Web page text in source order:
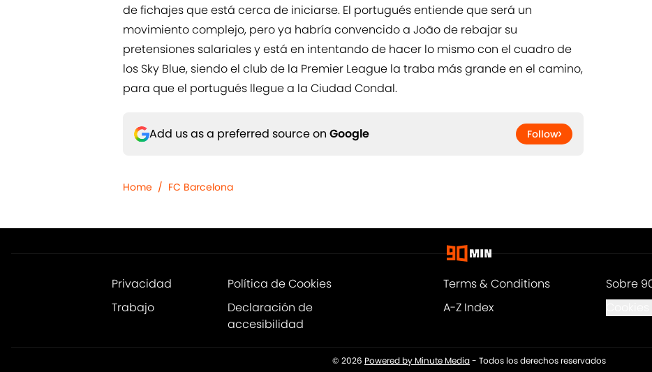
de fichajes que está cerca de iniciarse. El portugués entiende que será un
movimiento complejo, pero ya habría convencido a João de rebajar su
pretensiones salariales y está en intentando de hacer lo mismo con el cuadro de
los Sky Blue, siendo el club de la Premier League la traba más grande en el camino,
para que el portugués llegue a la Ciudad Condal.
Add us as a preferred source on Google Follow
Home / FC Barcelona
Privacidad Política de Cookies Terms & Conditions Sobre
Trabajo
Declaración de
accesibilidad
A-Z Index
© 2026 Powered by Minute Media- Todos los derechos reservados